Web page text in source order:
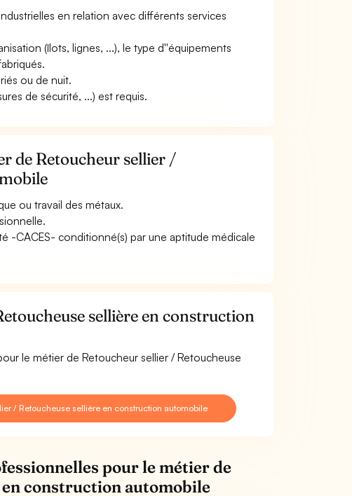
en relation avec différents services
(îlots, lignes, ...), le type d''équipements
ou de nuit.
de sécurité, ...) est requis.
de Retoucheur sellier /
ou travail des métaux.
-CACES- conditionné(s) par une aptitude médicale
sellière en construction
le métier de Retoucheur sellier / Retoucheuse
/ Retoucheuse sellière en construction automobile
pour le métier de
construction automobile